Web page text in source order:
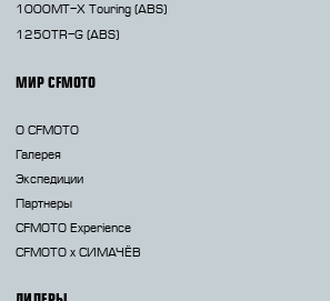
1000MT-X Touring (ABS)
1250TR-G (ABS)
МИР CFMOTO
О CFMOTO
Галерея
Экспедиции
Партнеры
CFMOTO Experience
CFMOTO х СИМАЧЁВ